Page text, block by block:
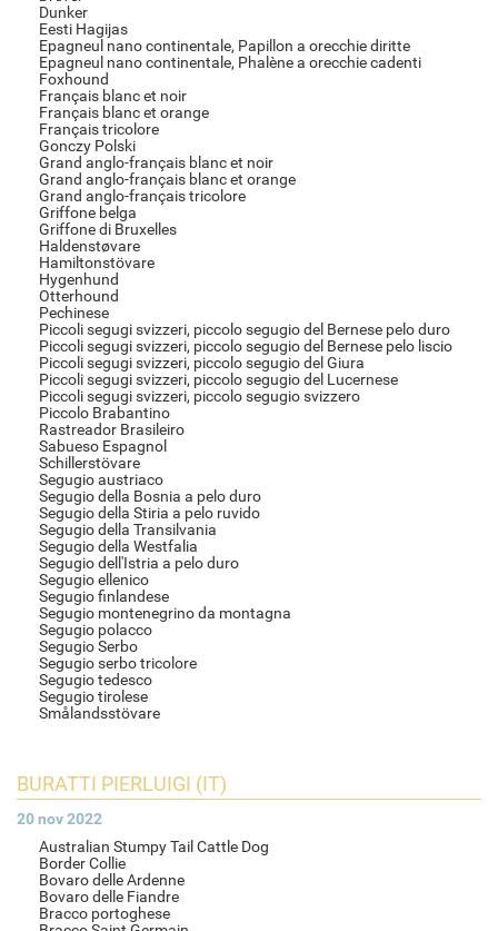
Dunker
Eesti Hagijas
Epagneul nano continentale, Papillon a orecchie diritte
Epagneul nano continentale, Phalène a orecchie cadenti
Foxhound
Français blanc et noir
Français blanc et orange
Français tricolore
Gonczy Polski
Grand anglo-français blanc et noir
Grand anglo-français blanc et orange
Grand anglo-français tricolore
Griffone belga
Griffone di Bruxelles
Haldenstøvare
Hamiltonstövare
Hygenhund
Otterhound
Pechinese
Piccoli segugi svizzeri, piccolo segugio del Bernese pelo duro
Piccoli segugi svizzeri, piccolo segugio del Bernese pelo liscio
Piccoli segugi svizzeri, piccolo segugio del Giura
Piccoli segugi svizzeri, piccolo segugio del Lucernese
Piccoli segugi svizzeri, piccolo segugio svizzero
Piccolo Brabantino
Rastreador Brasileiro
Sabueso Espagnol
Schillerstövare
Segugio austriaco
Segugio della Bosnia a pelo duro
Segugio della Stiria a pelo ruvido
Segugio della Transilvania
Segugio della Westfalia
Segugio dell'Istria a pelo duro
Segugio ellenico
Segugio finlandese
Segugio montenegrino da montagna
Segugio polacco
Segugio Serbo
Segugio serbo tricolore
Segugio tedesco
Segugio tirolese
Smålandsstövare
BURATTI PIERLUIGI (IT)
20 nov 2022
Australian Stumpy Tail Cattle Dog
Border Collie
Bovaro delle Ardenne
Bovaro delle Fiandre
Bracco portoghese